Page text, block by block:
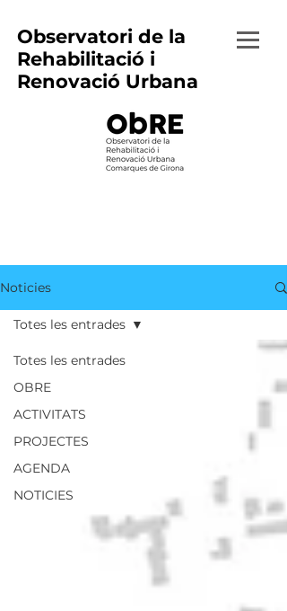
Observatori de la
Rehabilitació i
Renovació Urbana
Noticies
Totes les entrades
OBRE
ACTIVITATS
PROJECTES
AGENDA
NOTICIES
Totes les entrades